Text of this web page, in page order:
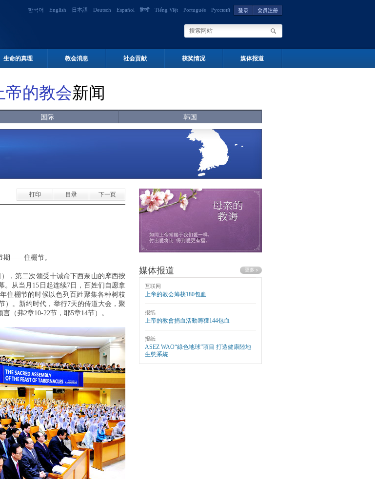
한국어 English 日本語 Deutsch Español हिन्दी Tiếng Việt Português Русский
生命的真理 教会消息 社会贡献 获奖情况 媒体报道
帝的教会新闻
国际 韩国
打印 目录 下一页
期——住棚节。
，第二次领受十诫命下西奈山的摩西按
。从当月15日起连续7日，百姓们自愿拿
住棚节的时候以色列百姓聚集各种树枝
）。新约时代，举行7天的传道大会，聚
（弗2章10-22节，耶5章14节）。
媒体报道
互联网
上帝的教会筹获180包血
报纸
上帝的教會捐血活動籌獲144包血
报纸
ASEZ WAO“綠色地球”項目 打造健康陸地
生態系統